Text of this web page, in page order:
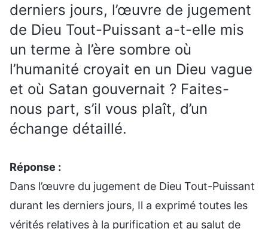
derniers jours, l’œuvre de jugement
de Dieu Tout-Puissant a-t-elle mis
un terme à l’ère sombre où
l’humanité croyait en un Dieu vague
et où Satan gouvernait ? Faites-
nous part, s’il vous plaît, d’un
échange détaillé.
Réponse :
Dans l’œuvre du jugement de Dieu Tout-Puissant
durant les derniers jours, Il a exprimé toutes les
vérités relatives à la purification et au salut de